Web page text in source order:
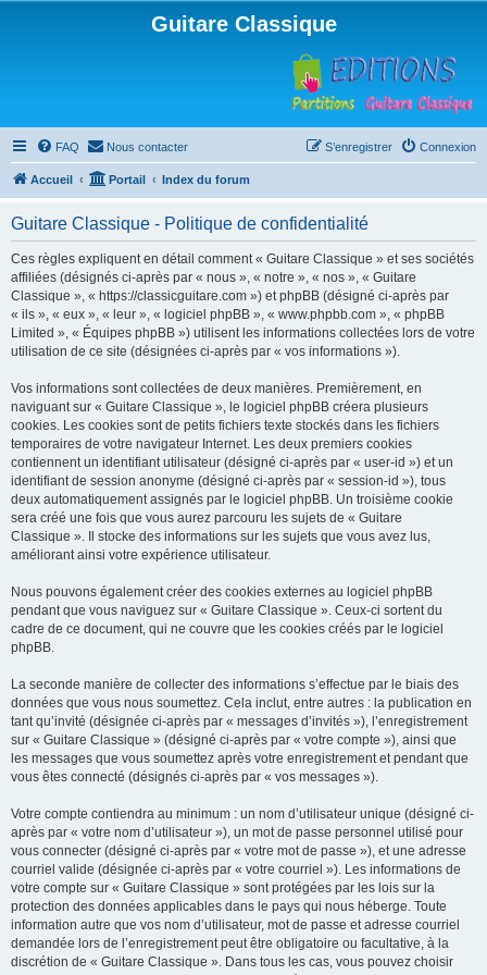
Guitare Classique
FAQ Nous contacter Connexion
S’enregistrer
Accueil Portail Index du forum
Guitare Classique - Politique de confidentialité
Ces règles expliquent en détail comment « Guitare Classique » et ses sociétés
affiliées (désignés ci-après par « nous », « notre », « nos », « Guitare
Classique », « https://classicguitare.com ») et phpBB (désigné ci-après par
« ils », « eux », « leur », « logiciel phpBB », « www.phpbb.com », « phpBB
Limited », « Équipes phpBB ») utilisent les informations collectées lors de votre
utilisation de ce site (désignées ci-après par « vos informations »).
Vos informations sont collectées de deux manières. Premièrement, en
naviguant sur « Guitare Classique », le logiciel phpBB créera plusieurs
cookies. Les cookies sont de petits fichiers texte stockés dans les fichiers
temporaires de votre navigateur Internet. Les deux premiers cookies
contiennent un identifiant utilisateur (désigné ci-après par « user-id ») et un
identifiant de session anonyme (désigné ci-après par « session-id »), tous
deux automatiquement assignés par le logiciel phpBB. Un troisième cookie
sera créé une fois que vous aurez parcouru les sujets de « Guitare
Classique ». Il stocke des informations sur les sujets que vous avez lus,
améliorant ainsi votre expérience utilisateur.
Nous pouvons également créer des cookies externes au logiciel phpBB
pendant que vous naviguez sur « Guitare Classique ». Ceux-ci sortent du
cadre de ce document, qui ne couvre que les cookies créés par le logiciel
phpBB.
La seconde manière de collecter des informations s’effectue par le biais des
données que vous nous soumettez. Cela inclut, entre autres : la publication en
tant qu’invité (désignée ci-après par « messages d’invités »), l’enregistrement
sur « Guitare Classique » (désigné ci-après par « votre compte »), ainsi que
les messages que vous soumettez après votre enregistrement et pendant que
vous êtes connecté (désignés ci-après par « vos messages »).
Votre compte contiendra au minimum : un nom d’utilisateur unique (désigné ci-
après par « votre nom d’utilisateur »), un mot de passe personnel utilisé pour
vous connecter (désigné ci-après par « votre mot de passe »), et une adresse
courriel valide (désignée ci-après par « votre courriel »). Les informations de
votre compte sur « Guitare Classique » sont protégées par les lois sur la
protection des données applicables dans le pays qui nous héberge. Toute
information autre que vos nom d’utilisateur, mot de passe et adresse courriel
demandée lors de l’enregistrement peut être obligatoire ou facultative, à la
discrétion de « Guitare Classique ». Dans tous les cas, vous pouvez choisir